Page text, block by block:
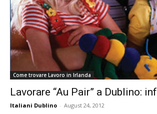
Come trovare Lavoro in Irlanda
Lavorare “Au Pair” a Dublino:
Italiani Dublino - August 24, 2012